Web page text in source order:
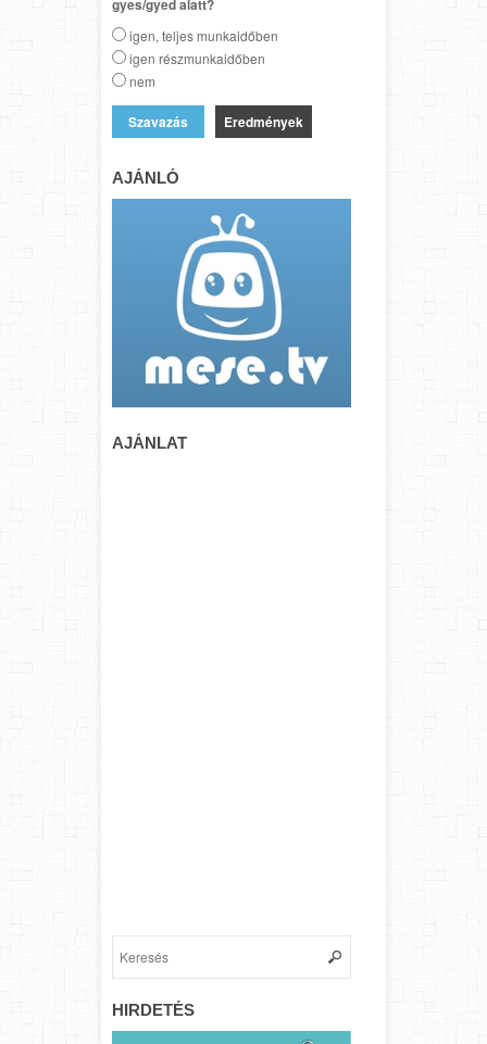
gyes/gyed alatt?
igen, teljes munkaidőben
igen részmunkaidőben
nem
Eredmények
AJÁNLÓ
AJÁNLAT
HIRDETÉS